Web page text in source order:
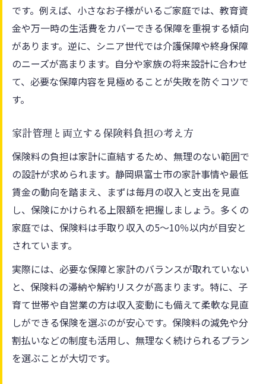
です。例えば、小さなお子様がいるご家庭では、教育資
金や万一時の生活費をカバーできる保障を重視する傾向
があります。逆に、シニア世代では介護保障や終身保障
のニーズが高まります。自分や家族の将来設計に合わせ
て、必要な保障内容を見極めることが失敗を防ぐコツで
す。
家計管理と両立する保険料負担の考え方
保険料の負担は家計に直結するため、無理のない範囲で
の設計が求められます。静岡県富士市の家計事情や最低
賃金の動向を踏まえ、まずは毎月の収入と支出を見直
し、保険にかけられる上限額を把握しましょう。多くの
家庭では、保険料は手取り収入の5～10％以内が目安と
されています。
実際には、必要な保障と家計のバランスが取れていない
と、保険料の滞納や解約リスクが高まります。特に、子
育て世帯や自営業の方は収入変動にも備えて柔軟な見直
しができる保険を選ぶのが安心です。保険料の減免や分
割払いなどの制度も活用し、無理なく続けられるプラン
を選ぶことが大切です。